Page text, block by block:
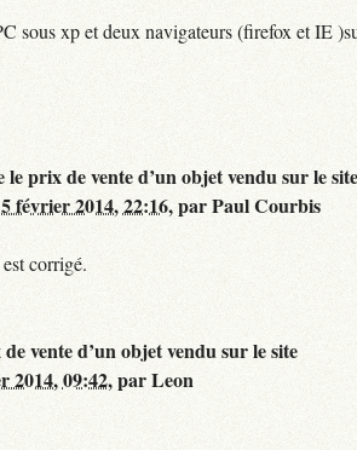
sous xp et deux navigateurs (firefox et IE
prix de vente d’un objet vendu sur le
5 février 2014, 22:16,parPaul Courbis
corrigé.
vente d’un objet vendu sur le site
2014, 09:42,parLeon